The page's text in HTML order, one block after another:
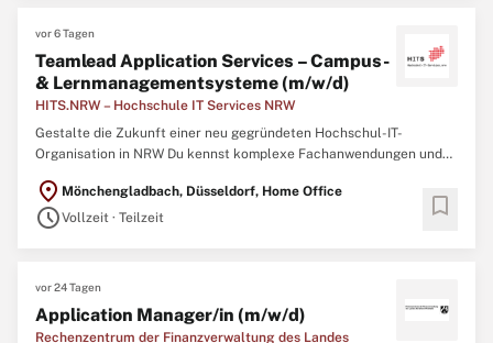
vor 6 Tagen
Teamlead Application Services – Campus-
& Lernmanagementsysteme (m/w/d)
HITS.NRW – Hochschule IT Services NRW
Gestalte die Zukunft einer neu gegründeten Hochschul-IT-
Organisation in NRW Du kennst komplexe Fachanwendungen und
bedarfsgerechten Weiterentwicklung und der Zusammenarbeit mit
unterschiedlichen Nutzergruppen ankommt? Gleichzeitig möchtest
location_on Mönchengladbach, Düsseldorf, Home Office
scheduleVollzeit · Teilzeit bookmark
vor 24 Tagen
Application Manager/in (m/w/d)
Rechenzentrum der Finanzverwaltung des Landes